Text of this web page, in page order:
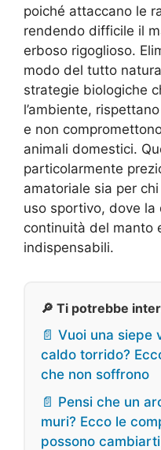
poiché attaccano le
rendendo difficile il
erboso rigoglioso.
modo del tutto
strategie biologiche
l’ambiente,
e non
animali domestici.
particolarmente
amatoriale sia per
uso sportivo, dove
continuità del manto
indispensabili.
🔎 Ti potrebbe
📄 Vuoi una siepe
caldo torrido?
che non soffrono
📄 Pensi che un
muri? Ecco le
possono